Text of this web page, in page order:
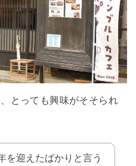
とっても興味がそそられ
を迎えたばかりと言う